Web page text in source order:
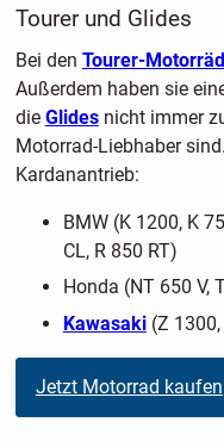
Tourer und Glides
Bei den Tourer-
Außerdem haben sie
die Glidesnicht immer
Motorrad-Liebhaber sind.
Kardanantrieb:
BMW (K 1200, K
CL, R 850 RT)
Honda (NT 650 V,
Kawasaki(Z 1300,
Jetzt Motorrad kaufen